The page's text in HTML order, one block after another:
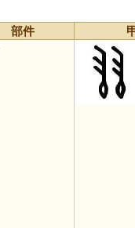
部件